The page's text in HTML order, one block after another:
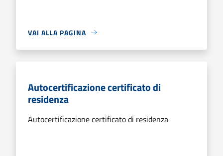
VAI ALLA PAGINA
Autocertificazione certificato di
residenza
Autocertificazione certificato di residenza